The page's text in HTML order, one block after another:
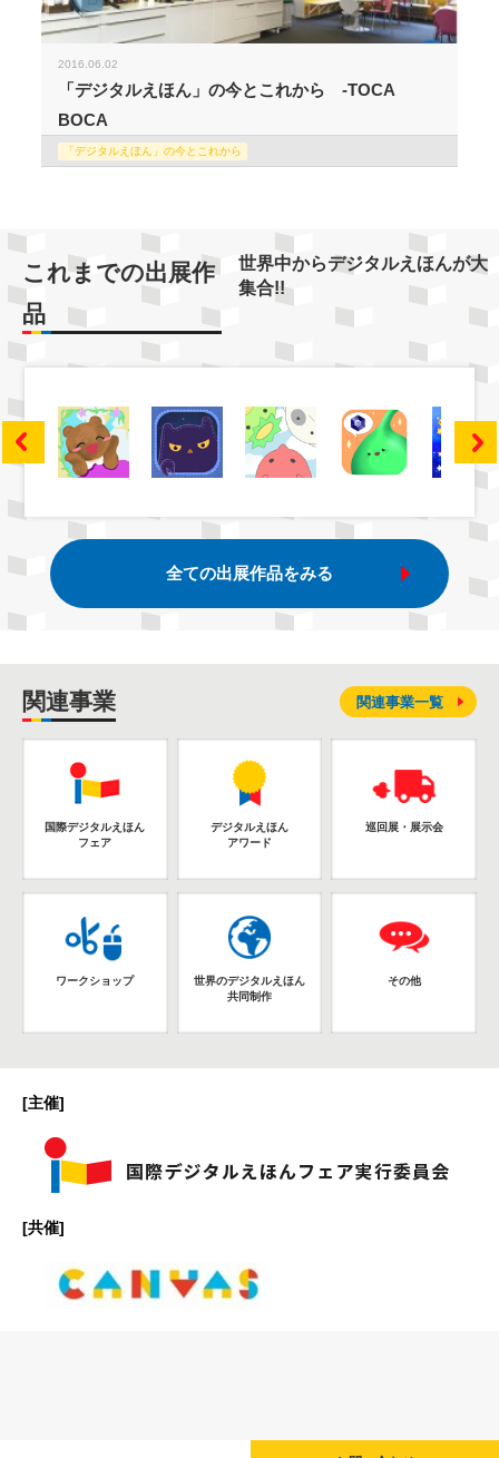
2016.06.02
「デジタルえほん」の今とこれから -TOCA
BOCA
「デジタルえほん」の今とこれから
これまでの出展作
品
世界中からデジタルえほんが大
集合!!
全ての出展作品をみる
関連事業
国際デジタルえほん
フェア
デジタルえほん
アワード
巡回展・展示会
ワークショップ
世界のデジタルえほん
共同制作
その他
関連事業一覧
[主催]
[共催]